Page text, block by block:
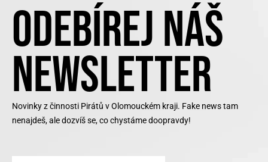
ODEBÍREJ NÁŠ
NEWSLETTER
Novinky z činnosti Pirátů v Olomouckém kraji. Fake news tam
nenajdeš, ale dozvíš se, co chystáme doopravdy!